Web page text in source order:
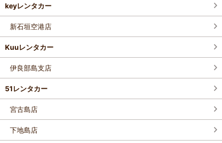
keyレンタカー
新石垣空港店
Kuuレンタカー
伊良部島支店
51レンタカー
宮古島店
下地島店